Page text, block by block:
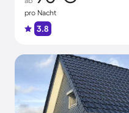
pro Nacht
3.8